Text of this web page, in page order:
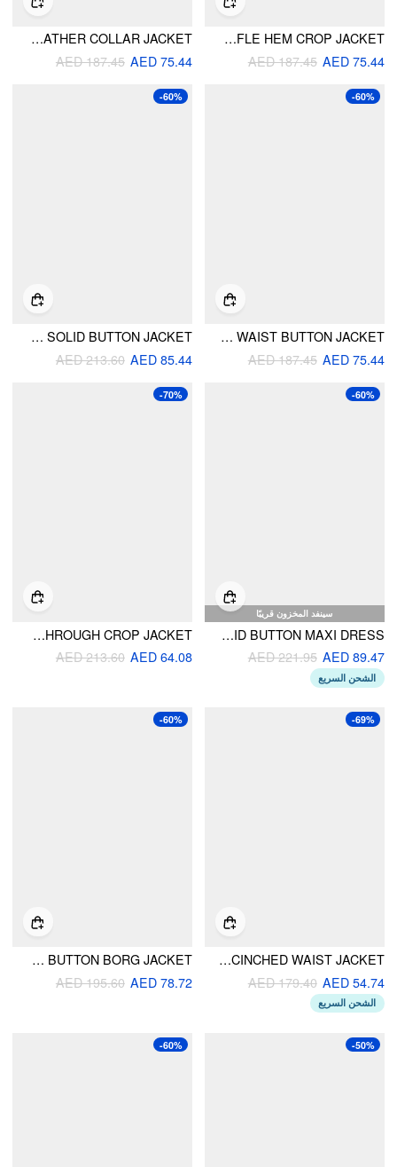
DENIM COLLAR LONG SLEEVE CINCHED WAIST RUFFLE HEM CROP JACKET
AED 75.44
AED 187.45
WASHED DENIM FAUX LEATHER COLLAR JACKET
AED 75.44
AED 187.45
-60%
DENIM STAND COLLAR PUFF LONG SLEEVE CINCHED WAIST BUTTON JACKET
AED 75.44
AED 187.45
-60%
SUEDE ROUND NECKLINE SOLID BUTTON JACKET
AED 85.44
AED 213.60
سينفد المخزون قريبًا
-60%
STRETCH DENIM SOLID BUTTON MAXI DRESS
AED 89.47
AED 221.95
الشحن السريع
-70%
SUEDE COLLAR ZIP THROUGH CROP JACKET
AED 64.08
AED 213.60
-69%
DENIM COLLAR ASYMMETRICAL BUTTON CINCHED WAIST JACKET
AED 54.74
AED 179.40
الشحن السريع
-60%
SUEDE COLLAR BUTTON BORG JACKET
AED 78.72
AED 195.60
-50%
-60%